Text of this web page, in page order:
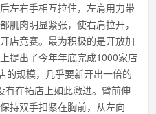
左右手相互拉住，左肩用力带
肌肉明显紧张，使右肩拉开，
店竞赛。最为积极的是开放加
提出了今年年底完成1000家店
的规模，几乎要新开出一倍的
有在拓店上如此激进。臂前伸
持双手扣紧在胸前，从左向